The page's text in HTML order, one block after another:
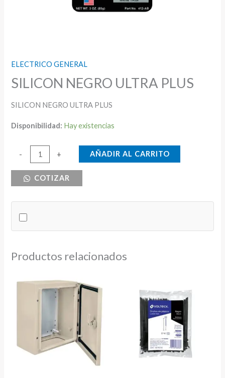
ELECTRICO GENERAL
SILICON NEGRO ULTRA PLUS
SILICON NEGRO ULTRA PLUS
Disponibilidad: Hay existencias
-
SILICON
NEGRO
ULTRA
+ AÑADIR AL CARRITO
COTIZAR
Productos relacionados